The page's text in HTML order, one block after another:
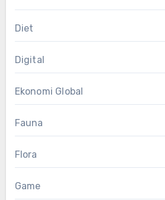
Diet
Digital
Ekonomi Global
Fauna
Flora
Game